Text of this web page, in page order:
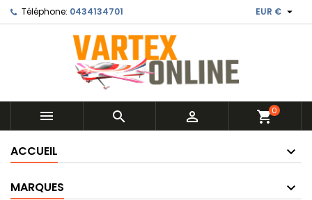
Téléphone: 0434134701 EUR € 
   shopping_cart0
ACCUEIL
MARQUES